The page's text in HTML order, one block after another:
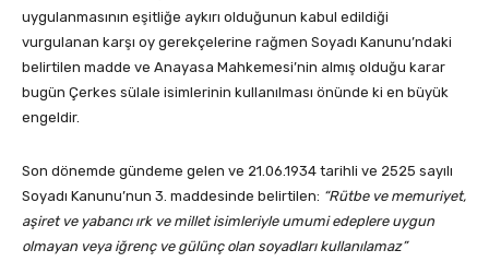
uygulanmasının eşitliğe aykırı olduğunun kabul edildiği
vurgulanan karşı oy gerekçelerine rağmen Soyadı Kanunu’ndaki
belirtilen madde ve Anayasa Mahkemesi’nin almış olduğu karar
bugün Çerkes sülale isimlerinin kullanılması önünde ki en büyük
engeldir.
Son dönemde gündeme gelen ve 21.06.1934 tarihli ve 2525 sayılı
Soyadı Kanunu’nun 3. maddesinde belirtilen: “Rütbe ve memuriyet,
aşiret ve yabancı ırk ve millet isimleriyle umumi edeplere uygun
olmayan veya iğrenç ve gülünç olan soyadları kullanılamaz”